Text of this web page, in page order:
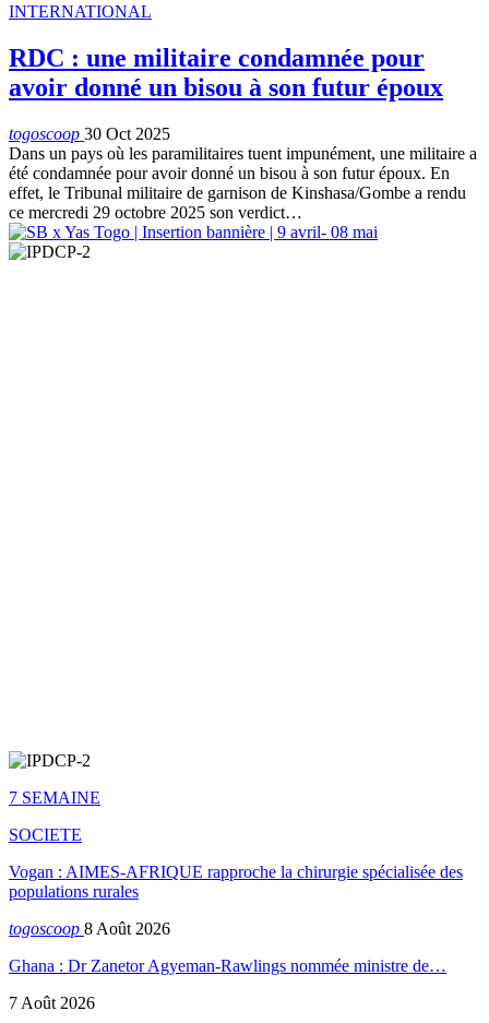
INTERNATIONAL
RDC : une militaire condamnée pour
avoir donné un bisou à son futur époux
togoscoop 30 Oct 2025
Dans un pays où les paramilitaires tuent impunément, une militaire a
été condamnée pour avoir donné un bisou à son futur époux. En
effet, le Tribunal militaire de garnison de Kinshasa/Gombe a rendu
ce mercredi 29 octobre 2025 son verdict…
7 SEMAINE
SOCIETE
Vogan : AIMES-AFRIQUE rapproche la chirurgie spécialisée des
populations rurales
togoscoop 8 Août 2026
Ghana : Dr Zanetor Agyeman-Rawlings nommée ministre de…
7 Août 2026